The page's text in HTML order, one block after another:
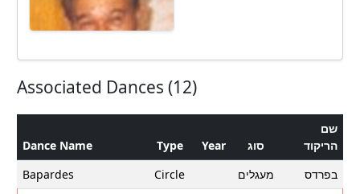
Associated Dances (12)
Dance Name Type Year סוג
שם
הריקוד
Bapardes
Circle מעגלים
בפרדס